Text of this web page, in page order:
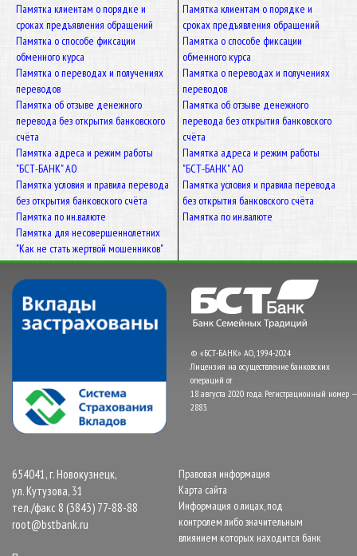
Памятка клиентам о порядке и
сроках предъявления обращений
Памятка о способе фиксации
обменного курса
Памятка о переводах и получениях
переводов
Памятка об отзыве денежного
перевода без открытия банковского
счёта
Памятка адреса и режим работы
"БСТ-БАНК" АО
Памятка условия и правила перевода
без открытия банковского счёта
Памятка по ин.валюте
Памятка для несовершеннолетних
"Как не стать жертвой мошенников"
Памятка клиентам о порядке и
сроках предъявления обращений
Памятка о способе фиксации
обменного курса
Памятка о переводах и получениях
переводов
Памятка об отзыве денежного
перевода без открытия банковского
счёта
Памятка адреса и режим работы
"БСТ-БАНК" АО
Памятка условия и правила перевода
без открытия банковского счёта
Памятка по ин.валюте
© «БСТ-БАНК» АО, 1994-2024
Лицензия на осуществление банковских
операций от
18 августа 2020 года. Регистрационный номер —
2883.
654041, г. Новокузнецк,
ул. Кутузова, 31
тел./факс 8 (3843) 77-88-88
root@bstbank.ru
Правовая информация
Карта сайта
Информация о лицах, под
контролем либо значительным
влиянием которых находится банк